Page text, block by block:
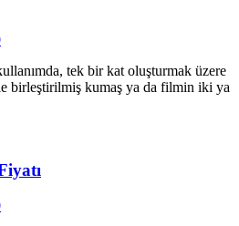
tek bir kat oluşturmak üzere
ile birleştirilmiş kumaş ya da filmin iki ya